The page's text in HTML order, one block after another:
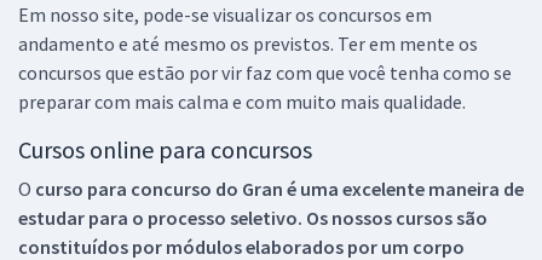
Em nosso site, pode-se visualizar os concursos em
andamento e até mesmo os previstos. Ter em mente os
concursos que estão por vir faz com que você tenha como se
preparar com mais calma e com muito mais qualidade.
Cursos online para concursos
O curso para concurso do Gran é uma excelente maneira de
estudar para o processo seletivo. Os nossos cursos são
constituídos por módulos elaborados por um corpo